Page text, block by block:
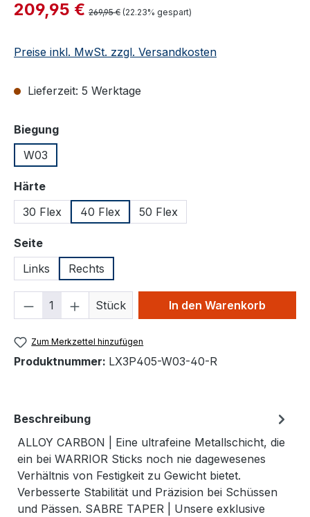
Verkaufspreis:
209,95 € Regulärer Preis:
269,95 € (22.23% gespart)
Preise inkl. MwSt. zzgl. Versandkosten
Lieferzeit: 5 Werktage
Biegungauswählen
W03
Härteauswählen
30 Flex
40 Flex 50 Flex
Seiteauswählen
Links
Rechts
Produkt Anzahl: Gib den
Stück In den Warenkorb
Zum Merkzettel hinzufügen
Produktnummer: LX3P405-W03-40-R
Beschreibung
ALLOY CARBON | Eine ultrafeine Metallschicht, die
ein bei WARRIOR Sticks noch nie dagewesenes
Verhältnis von Festigkeit zu Gewicht bietet.
Verbesserte Stabilität und Präzision bei Schüssen
und Pässen. SABRE TAPER | Unsere exklusive